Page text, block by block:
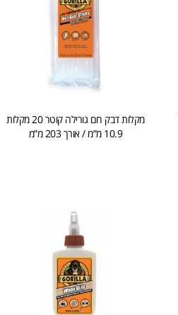
מקלות דבק חם גורילה קוטר 20 מקלות
10.9 מ”מ / אורך 203 מ”מ